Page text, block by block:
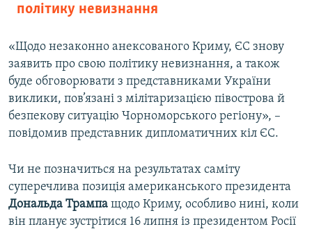
політику невизнання
«Щодо незаконно анексованого Криму, ЄС знову
заявить про свою політику невизнання, а також
буде обговорювати з представниками України
виклики, пов’язані з мілітаризацією півострова й
безпекову ситуацію Чорноморського регіону», –
повідомив представник дипломатичних кіл ЄС.
Чи не позначиться на результатах саміту
суперечлива позиція американського президента
Дональда Трампа щодо Криму, особливо нині, коли
він планує зустрітися 16 липня із президентом Росії